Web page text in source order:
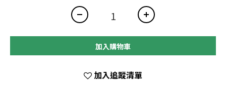
加入購物車
加入追蹤清單